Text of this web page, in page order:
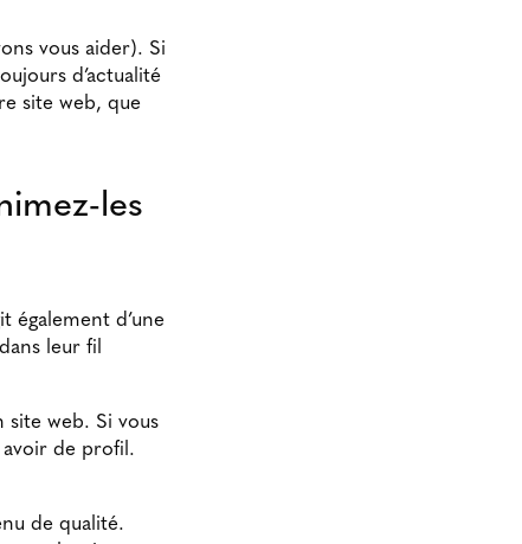
vous aider). Si
d’actualité
site web, que
les
également d’une
leur fil
site web. Si vous
avoir de profil.
de qualité.